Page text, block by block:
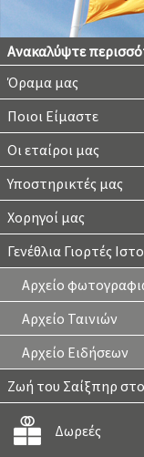
Ανακαλύψτε
Όραμα μας
Ποιοι Είμαστε
Οι εταίροι μας
Υποστηρικτές μας
Χορηγοί μας
Γενέθλια Γιορτές
Αρχείο
Αρχείο Ταινιών
Αρχείο Ειδήσεων
Ζωή του Σαίξπηρ
Δωρεές